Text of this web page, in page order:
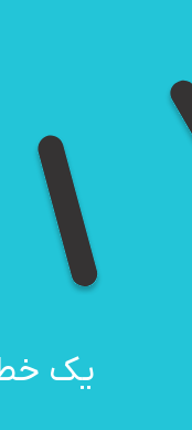
یک